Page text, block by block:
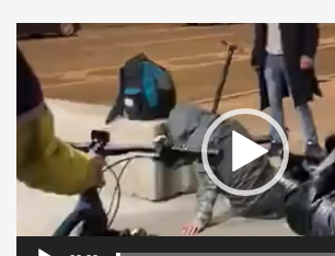
Видеоплеер